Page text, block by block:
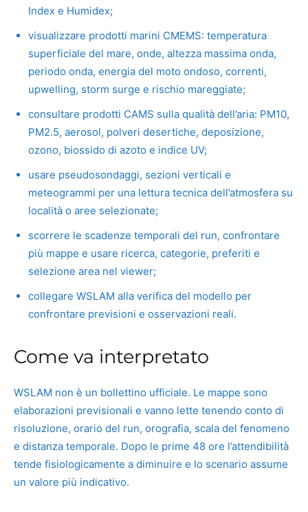
Index e Humidex;
visualizzare prodotti marini CMEMS: temperatura
superficiale del mare, onde, altezza massima onda,
periodo onda, energia del moto ondoso, correnti,
upwelling, storm surge e rischio mareggiate;
consultare prodotti CAMS sulla qualità dell’aria: PM10,
PM2.5, aerosol, polveri desertiche, deposizione,
ozono, biossido di azoto e indice UV;
usare pseudosondaggi, sezioni verticali e
meteogrammi per una lettura tecnica dell’atmosfera su
località o aree selezionate;
scorrere le scadenze temporali del run, confrontare
più mappe e usare ricerca, categorie, preferiti e
selezione area nel viewer;
collegare WSLAM alla verifica del modello per
confrontare previsioni e osservazioni reali.
Come va interpretato
WSLAM non è un bollettino ufficiale. Le mappe sono
elaborazioni previsionali e vanno lette tenendo conto di
risoluzione, orario del run, orografia, scala del fenomeno
e distanza temporale. Dopo le prime 48 ore l’attendibilità
tende fisiologicamente a diminuire e lo scenario assume
un valore più indicativo.